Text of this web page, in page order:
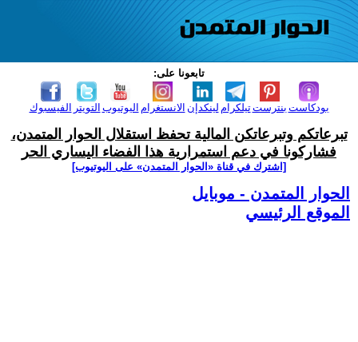
تابعونا على:
الفيسبوك التويتر اليوتيوب الانستغرام لينكدإن تيلكرامبنترست بودكاست
تبرعاتكم وتبرعاتكن المالية تحفظ استقلال الحوار المتمدن،
فشاركونا في دعم استمرارية هذا الفضاء اليساري الحر
[اشترك في قناة ‫«الحوار المتمدن» على اليوتيوب]
الحوار المتمدن - موبايل
الموقع الرئيسي